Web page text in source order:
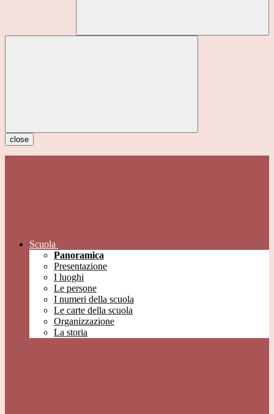
close
Scuola
Panoramica
Presentazione
I luoghi
Le persone
I numeri della scuola
Le carte della scuola
Organizzazione
La storia